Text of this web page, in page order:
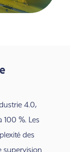
4.0,
%. Les
des
supervision